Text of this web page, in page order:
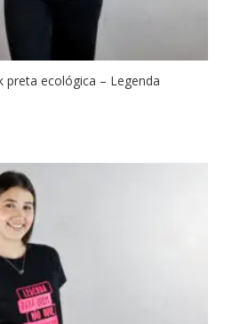
preta ecológica – Legenda